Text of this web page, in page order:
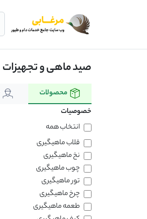
صید ماهی و تجهیزات
محصولات
خصوصیات
انتخاب همه
قلاب ماهیگیری
نخ ماهیگیری
چوب ماهیگیری
تور ماهیگیری
چرخ ماهیگیری
طعمه ماهیگیری